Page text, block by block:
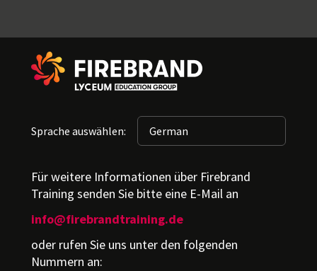
Sprache auswählen:
Für weitere Informationen über Firebrand
Training senden Sie bitte eine E-Mail an
info@firebrandtraining.de
oder rufen Sie uns unter den folgenden
Nummern an: